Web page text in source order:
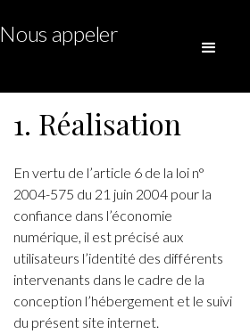
Nous appeler
1. Réalisation
En vertu de l’article 6 de la loi n°
2004-575 du 21 juin 2004 pour la
confiance dans l’économie
numérique, il est précisé aux
utilisateurs l’identité des différents
intervenants dans le cadre de la
conception l’hébergement et le suivi
du présent site internet.